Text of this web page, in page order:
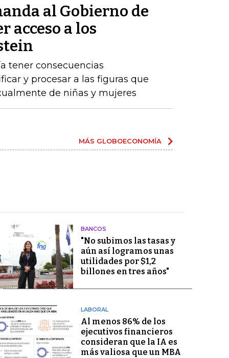
al Gobierno de
acceso a los
tener consecuencias
y procesar a las figuras que
de niñas y mujeres
MÁS GLOBOECONOMÍA
BANCOS
"No subimos las tasas y
aún así logramos unas
utilidades por $1,2
billones en tres años"
LABORAL
Al menos 86% de los
ejecutivos financieros
consideran que la IA es
más valiosa que un MBA